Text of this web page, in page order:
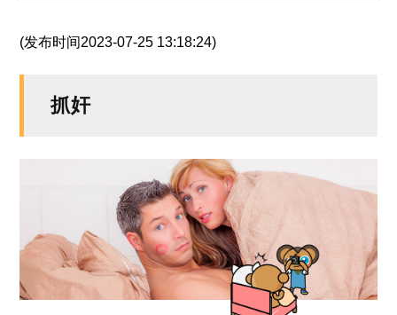
(发布时间2023-07-25 13:18:24)
抓奸